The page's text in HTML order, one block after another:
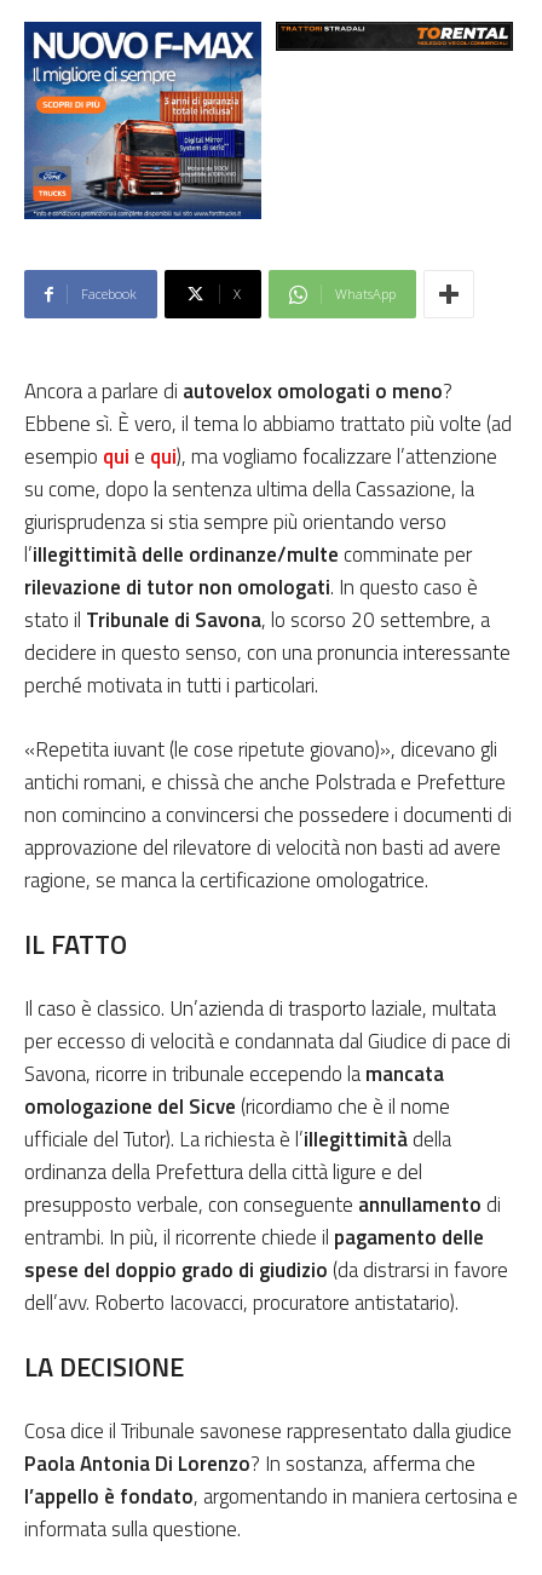
Facebook X WhatsApp
Ancora a parlare di autovelox omologati o meno?
Ebbene sì. È vero, il tema lo abbiamo trattato più volte (ad
esempio qui e qui), ma vogliamo focalizzare l’attenzione
su come, dopo la sentenza ultima della Cassazione, la
giurisprudenza si stia sempre più orientando verso
l’illegittimità delle ordinanze/multe comminate per
rilevazione di tutor non omologati. In questo caso è
stato il Tribunale di Savona, lo scorso 20 settembre, a
decidere in questo senso, con una pronuncia interessante
perché motivata in tutti i particolari.
«Repetita iuvant (le cose ripetute giovano)», dicevano gli
antichi romani, e chissà che anche Polstrada e Prefetture
non comincino a convincersi che possedere i documenti di
approvazione del rilevatore di velocità non basti ad avere
ragione, se manca la certificazione omologatrice.
IL FATTO
Il caso è classico. Un’azienda di trasporto laziale, multata
per eccesso di velocità e condannata dal Giudice di pace di
Savona, ricorre in tribunale eccependo lamancata
omologazione del Sicve (ricordiamo che è il nome
ufficiale del Tutor). La richiesta è l’illegittimitàdella
ordinanza della Prefettura della città ligure e del
presupposto verbale, con conseguente annullamento di
entrambi. In più, il ricorrente chiede il pagamento delle
spese del doppio grado di giudizio (da distrarsi in favore
dell’avv. Roberto Iacovacci, procuratore antistatario).
LA DECISIONE
Cosa dice il Tribunale savonese rappresentato dalla giudice
Paola Antonia Di Lorenzo? In sostanza, afferma che
l’appello è fondato, argomentando in maniera certosina e
informata sulla questione.